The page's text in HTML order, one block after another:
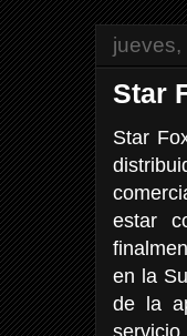
jueves,
Star
Star
estar
en la
de la